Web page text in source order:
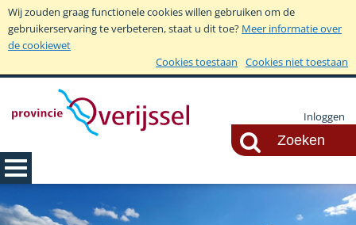
Wij zouden graag functionele cookies willen gebruiken om de
gebruikerservaring te verbeteren, staat u dit toe? Meer informatie over
de cookiewet
Cookies toestaan
Cookies niet toestaan
Inloggen